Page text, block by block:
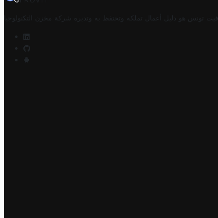
تونس هو دليل أعمال تملكه وتحتفظ به وتديره شركة مخزن التكنولوجيا